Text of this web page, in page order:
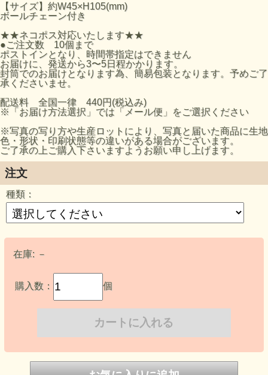
【サイズ】約W45×H105(mm)
ボールチェーン付き
★★ネコポス対応いたします★★
●ご注文数 10個まで
ポストインとなり、時間帯指定はできません
お届けに、発送から3〜5日程かかります。
封筒でのお届けとなります為、簡易包装となります。予めご了
承くださいませ。
配送料 全国一律 440円(税込み)
※「お届け方法選択」では「メール便」をご選択ください
※写真の写り方や生産ロットにより、写真と届いた商品に生地
色・形状・印刷状態等の違いがある場合がございます。
ご了承の上ご購入下さいますようお願い申し上げます。
注文
種類：
在庫: －
購入数： 個